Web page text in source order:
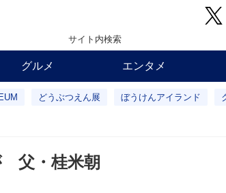
サイト内検索
グルメ エンタメ
どうぶつえん展 ぼうけんアイランド
父・桂米朝